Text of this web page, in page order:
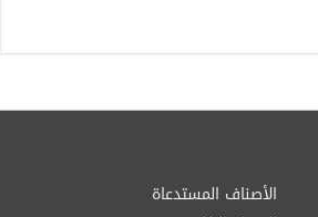
الأصناف المستدعاة